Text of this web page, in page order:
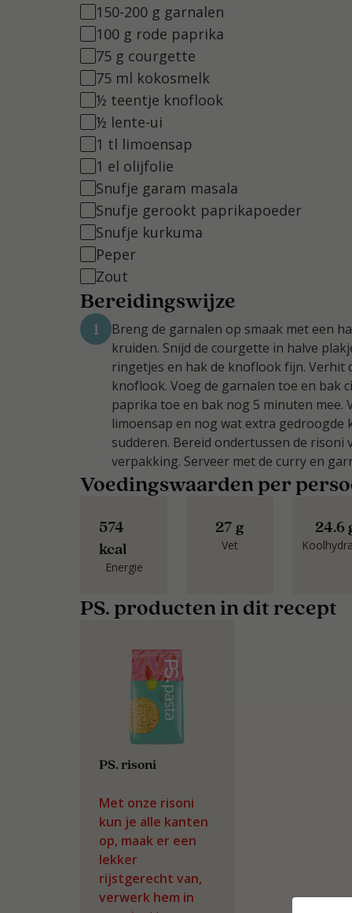
150-200 g garnalen
100 g rode paprika
75 g courgette
75 ml kokosmelk
½ teentje knoflook
½ lente-ui
1 tl limoensap
1 el olijfolie
Snufje garam masala
Snufje gerookt paprikapoeder
Snufje kurkuma
Peper
Zout
Bereidingswijze
1
Breng de garnalen op smaak met een
kruiden. Snijd de courgette in halve
ringetjes en hak de knoflook fijn.
knoflook. Voeg de garnalen toe en bak
paprika toe en bak nog 5 minuten mee.
limoensap en nog wat extra gedroogde
sudderen. Bereid ondertussen de risoni
verpakking. Serveer met de curry en
Voedingswaarden per
574
kcal
Energie
27 g
Vet
24.6
PS. producten in dit recept
PS. risoni
Met onze risoni
kun je alle kanten
op, maak er een
lekker
rijstgerecht van,
verwerk hem in